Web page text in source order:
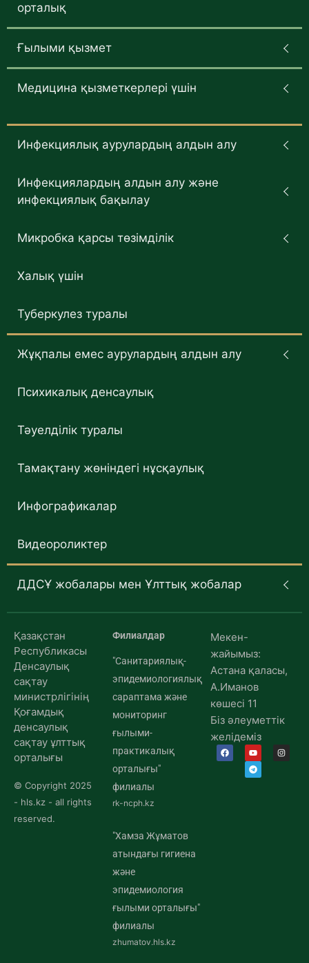
орталық
Ғылыми қызмет
Медицина қызметкерлері үшін
Инфекциялық аурулардың алдын алу
Инфекциялардың алдын алу және
инфекциялық бақылау
Микробка қарсы төзімділік
Халық үшін
Туберкулез туралы
Жұқпалы емес аурулардың алдын алу
Психикалық денсаулық
Тәуелділік туралы
Тамақтану жөніндегі нұсқаулық
Инфографикалар
Видеороликтер
ДДСҰ жобалары мен Ұлттық жобалар
Қазақстан
Республикасы
Денсаулық
сақтау
министрлігінің
Қоғамдық
денсаулық
сақтау ұлттық
орталығы
© Copyright 2025
- hls.kz - all rights
reserved.
Филиалдар
"Санитариялық-
эпидемиологиялық
сараптама және
мониторинг
ғылыми-
практикалық
орталығы"
филиалы
rk-ncph.kz
"Хамза Жұматов
атындағы гигиена
және
эпидемиология
ғылыми орталығы"
филиалы
zhumatov.hls.kz
Мекен-
жайымыз:
Астана қаласы,
А.Иманов
көшесі 11
Біз әлеуметтік
желідеміз